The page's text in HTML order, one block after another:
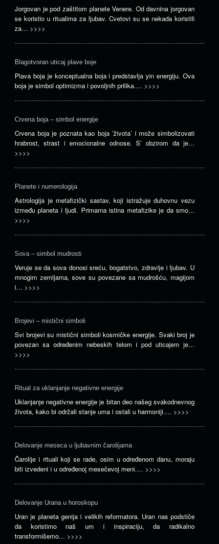
Jorgovan je pod zaštitom planete Venere. Od davnina jorgovan
se koristio u ritualima za ljubav. Cvetovi su se nekada koristili
za… >>>>
Blagotvoran uticaj plave boje
Plava boja je konceptualna boja i predstavlja yin energiju. Ova
boja je simbol optimizma i povoljnih prilika.… >>>>
Crvena boja – simbol energije
Crvena boja je poznata kao boja ’života’ i može simbolizovati
hrabrost, strast i emocionalne odnose. S’ obzirom da je…
>>>>
Planete i numerologija
Astrologija je metafizički sastav, koji istražuje duhovnu vezu
između planeta i ljudi. Primarna istina metafizike je da smo…
>>>>
Sova – simbol mudrosti
Veruje se da sova donosi sreću, bogatstvo, zdravlje i ljubav. U
mnogim zemljama, sove su povezane sa mudrošću, magijom
i… >>>>
Brojevi – mistični simboli
Svi brojevi su mistični simboli kosmičke energije. Svaki broj je
povezan sa određenim nebeskih telom i pod uticajem je…
>>>>
Ritual za uklanjanje negativne energije
Uklanjanje negativne energije je bitan deo našeg svakodnevnog
života, kako bi održali stanje uma i ostali u harmoniji.… >>>>
Delovanje meseca u ljubavnim čarolijama
Čarolije i rituali koji se rade, osim u određenom danu, moraju
biti izvedeni i u određenoj mesečevoj meni.… >>>>
Delovanje Urana u horoskopu
Uran je planeta genija i velikih reformatora. Uran nas podstiče
da koristimo naš um i inspiraciju, da radikalno
transformišemo… >>>>